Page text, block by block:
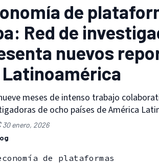
de
Red de
nuevos
Latinoamérica
meses de intenso trabajo
de ocho países de América
30 enero, 2026
de plataformas